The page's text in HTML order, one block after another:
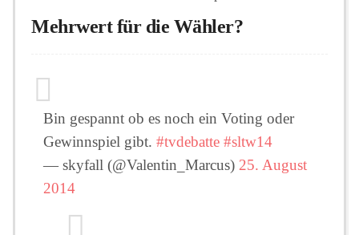
Mehrwert für die Wähler?
Bin gespannt ob es noch ein Voting oder
Gewinnspiel gibt. #tvdebatte #sltw14
— skyfall (@Valentin_Marcus) 25. August
2014